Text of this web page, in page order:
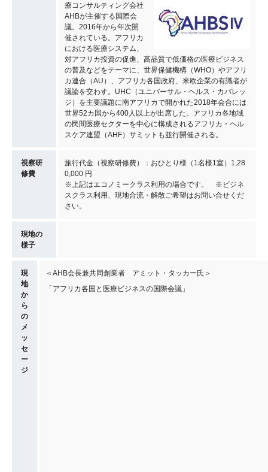
療コンサルティング会社
AHBが主催する国際会
議。2016年から年次開
催されている。アフリカ
における医療システム、
対アフリカ投資の促進、高品質で低価格の医療ビジネス
の普及などをテーマに、世界保健機構（WHO）やアフリ
カ連合（AU）、アフリカ各国政府、米欧企業の有識者が
議論を交わす。UHC（ユニバーサル・ヘルス・カバレッ
ジ）を主要議題に南アフリカで開かれた2018年会合には
世界52カ国から400人以上が出席した。アフリカ各地域
の民間医療セクターを中心に構成されるアフリカ・ヘル
スケア連盟（AHF）サミットも並行開催される。
視察研
修費
旅行代金（視察研修費）：おひとり様（1名様1室）1,28
0,000 円
※上記はエコノミークラス利用の場合です。 ※ビジネ
スクラス利用、現地合流・解散ご希望はお問い合せくだ
さい。
現地の
様子
現
地
か
ら
の
メ
ッ
セ
ー
ジ
＜AHB会長兼共同創業者 アミット・タッカー氏＞
「アフリカ各国と医療ビジネスの国際会議」